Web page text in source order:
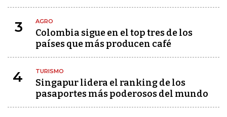
3 AGRO
Colombia sigue en el top tres de los
países que más producen café
4 TURISMO
Singapur lidera el ranking de los
pasaportes más poderosos del mundo